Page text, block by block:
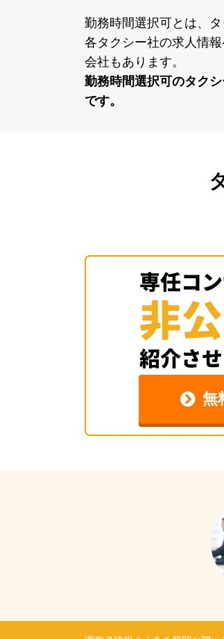
勤務時間選択可とは、
各タクシー社の求⼈情
会社もあります。
勤務時間選択可のタク
です。
無